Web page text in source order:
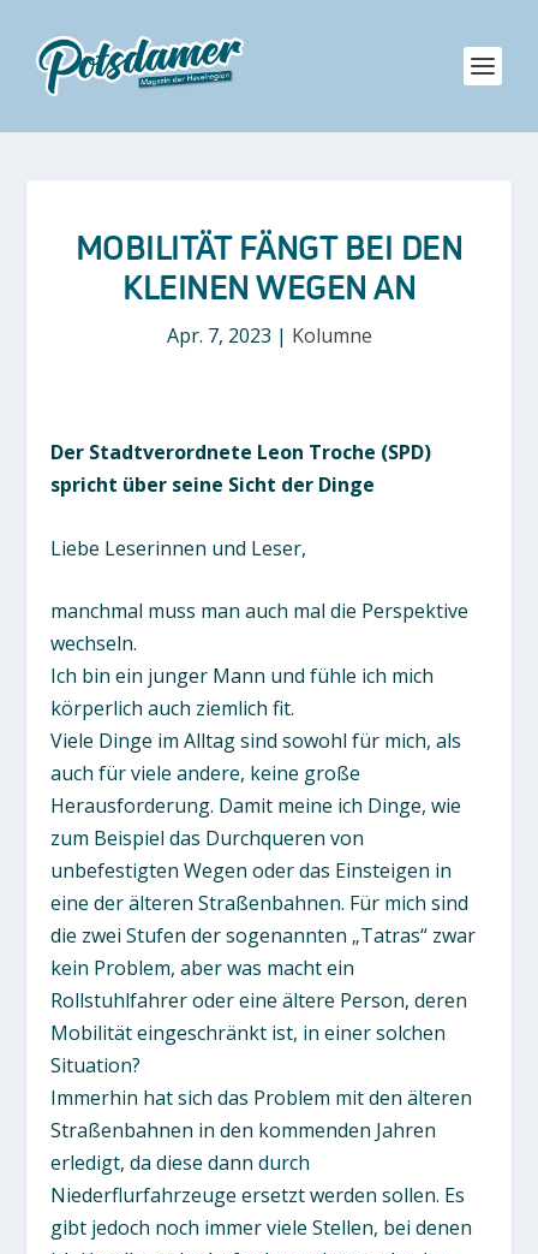
MOBILITÄT FÄNGT BEI DEN
KLEINEN WEGEN AN
Apr. 7, 2023 | Kolumne
Der Stadtverordnete Leon Troche (SPD)
spricht über seine Sicht der Dinge
Liebe Leserinnen und Leser,
manchmal muss man auch mal die Perspektive
wechseln.
Ich bin ein junger Mann und fühle ich mich
körperlich auch ziemlich fit.
Viele Dinge im Alltag sind sowohl für mich, als
auch für viele andere, keine große
Herausforderung. Damit meine ich Dinge, wie
zum Beispiel das Durchqueren von
unbefestigten Wegen oder das Einsteigen in
eine der älteren Straßenbahnen. Für mich sind
die zwei Stufen der sogenannten „Tatras“ zwar
kein Problem, aber was macht ein
Rollstuhlfahrer oder eine ältere Person, deren
Mobilität eingeschränkt ist, in einer solchen
Situation?
Immerhin hat sich das Problem mit den älteren
Straßenbahnen in den kommenden Jahren
erledigt, da diese dann durch
Niederflurfahrzeuge ersetzt werden sollen. Es
gibt jedoch noch immer viele Stellen, bei denen